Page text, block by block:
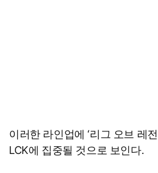
이러한 라인업에 ‘리그 오브 레
LCK에 집중될 것으로 보인다.